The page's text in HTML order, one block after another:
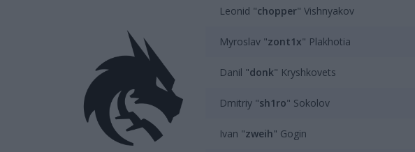
Leonid "⁠chopper⁠" Vishnyakov
Myroslav "⁠zont1x⁠" Plakhotia
Danil "⁠donk⁠" Kryshkovets
Dmitriy "sh1ro" Sokolov
Ivan "zweih" Gogin